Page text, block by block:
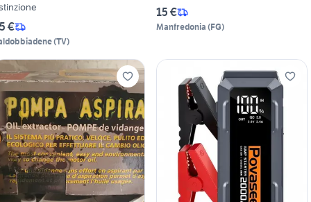
€
(TV)
15 €
Manfredonia (FG)